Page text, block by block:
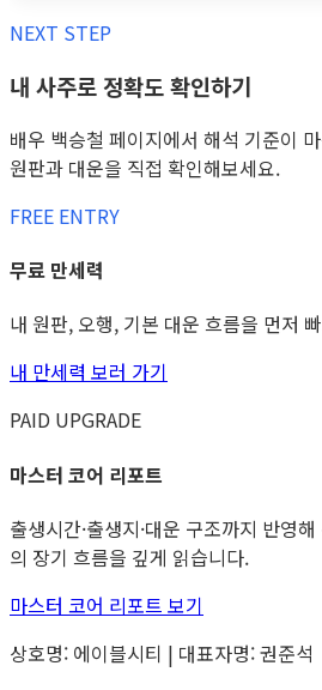
NEXT STEP
내 사주로 정확도 확인하기
배우 백승철 페이지에서 해석 기준이
원판과 대운을 직접 확인해보세요.
FREE ENTRY
무료 만세력
내 원판, 오행, 기본 대운 흐름을 먼저
내 만세력 보러 가기
PAID UPGRADE
마스터 코어 리포트
출생시간·출생지·대운 구조까지 반영
의 장기 흐름을 깊게 읽습니다.
마스터 코어 리포트 보기
상호명: 에이블시티 | 대표자명: 권준석